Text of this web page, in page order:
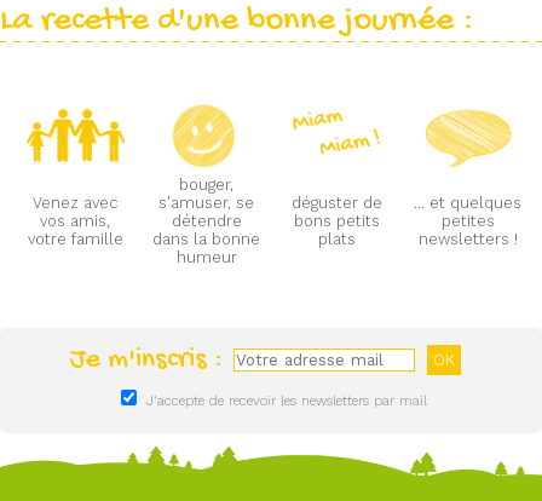
La recette d'une bonne journée :
Venez avec
vos amis,
votre famille
bouger,
s'amuser, se
détendre
dans la bonne
humeur
déguster de
bons petits
plats
... et quelques
petites
newsletters !
Je m'inscris :
J'accepte de recevoir les newsletters par mail